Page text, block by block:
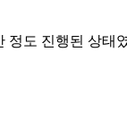
정도 진행된 상태